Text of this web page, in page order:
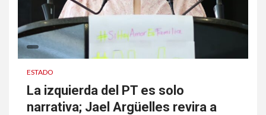
ESTADO
La izquierda del PT es solo
narrativa; Jael Argüelles revira a